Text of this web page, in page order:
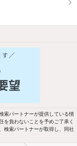
上
洗面台
知
く
取る
索パートナーが提供している情
を負わないことを予めご了承く
検索パートナーが取得し、同社